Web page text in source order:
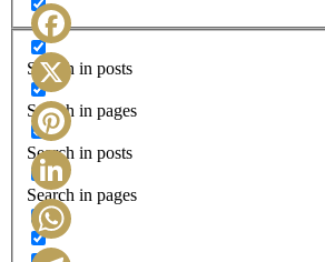
Search in posts
Search in pages
Search in posts
Search in pages
Facebook
X
Pinterest
LinkedIn
WhatsApp